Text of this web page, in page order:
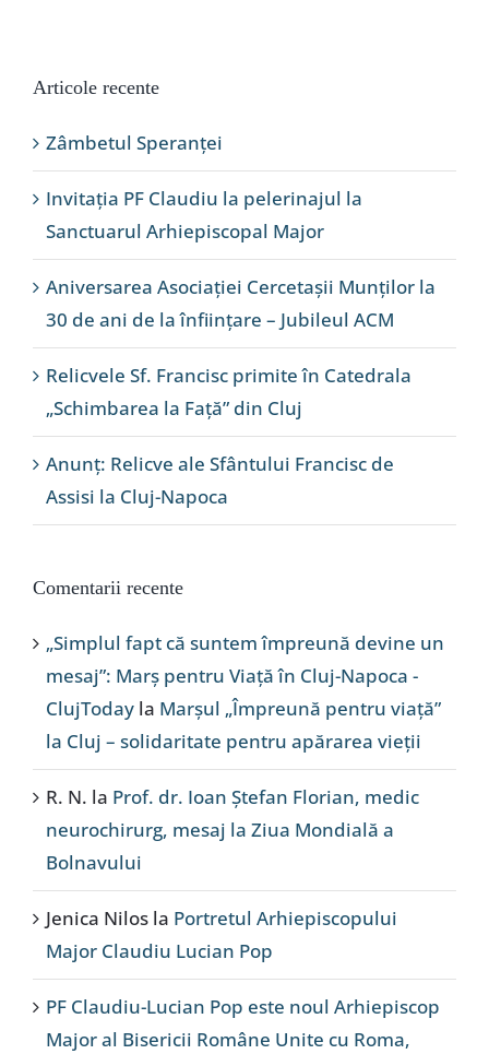
Articole recente
Zâmbetul Speranței
Invitația PF Claudiu la pelerinajul la
Sanctuarul Arhiepiscopal Major
Aniversarea Asociației Cercetașii Munților la
30 de ani de la înființare – Jubileul ACM
Relicvele Sf. Francisc primite în Catedrala
„Schimbarea la Față” din Cluj
Anunț: Relicve ale Sfântului Francisc de
Assisi la Cluj-Napoca
Comentarii recente
„Simplul fapt că suntem împreună devine un
mesaj”: Marș pentru Viață în Cluj-Napoca -
ClujToday la Marșul „Împreună pentru viață”
la Cluj – solidaritate pentru apărarea vieții
R. N. la Prof. dr. Ioan Ștefan Florian, medic
neurochirurg, mesaj la Ziua Mondială a
Bolnavului
Jenica Nilos la Portretul Arhiepiscopului
Major Claudiu Lucian Pop
PF Claudiu-Lucian Pop este noul Arhiepiscop
Major al Bisericii Române Unite cu Roma,